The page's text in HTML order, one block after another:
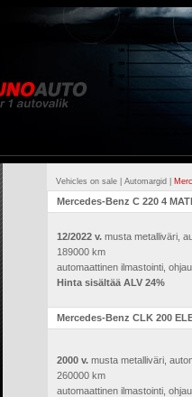
Vehicles on sale| Automargid
Mercedes-Benz C 220 4
12/2022 v.musta metalliväri,
189000 km
automaattinen ilmastointi,
Hinta sisältää ALV 24%
Mercedes-Benz CLK 200
2000 v.musta metalliväri,
260000 km
automaattinen ilmastointi,